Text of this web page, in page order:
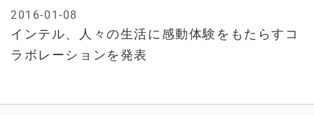
インテル、人々の生活に感動体験をもたらすコ
ラボレーションを発表
2016-01-08